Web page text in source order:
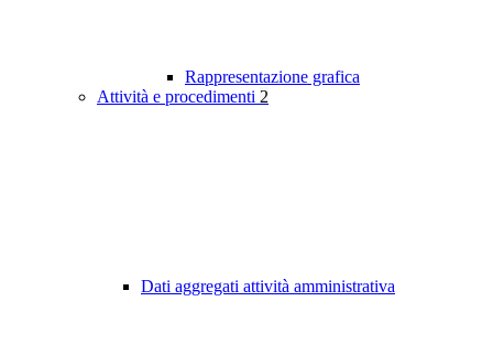
Rappresentazione grafica
Attività e procedimenti 2
Dati aggregati attività amministrativa